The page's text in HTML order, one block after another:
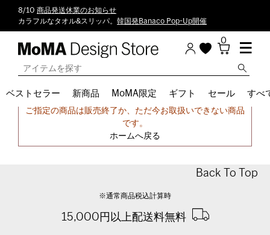
8/10 商品発送休業のお知らせ
カラフルなタオル&スリッパ。 韓国発Banaco Pop-Up開催
0
ベストセラー 新商品 MoMA限定 ギフト セール すべ
申し訳ございません。
ご指定の商品は販売終了か、ただ今お取扱いできない商品
です。
ホームへ戻る
Back To Top
※通常商品税込計算時
15,000円以上配送料無料